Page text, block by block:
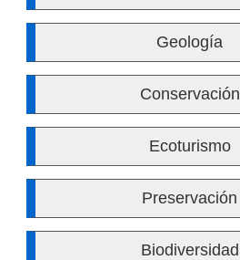
Geología
Conservación
Ecoturismo
Preservación
Biodiversidad